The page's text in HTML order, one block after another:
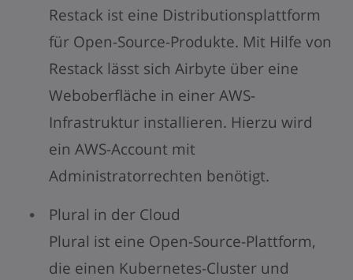
Restack ist eine Distributionsplattform
für Open-Source-Produkte. Mit Hilfe von
Restack lässt sich Airbyte über eine
Weboberfläche in einer AWS-
Infrastruktur installieren. Hierzu wird
ein AWS-Account mit
Administratorrechten benötigt.
Plural in der Cloud
Plural ist eine Open-Source-Plattform,
die einen Kubernetes-Cluster und